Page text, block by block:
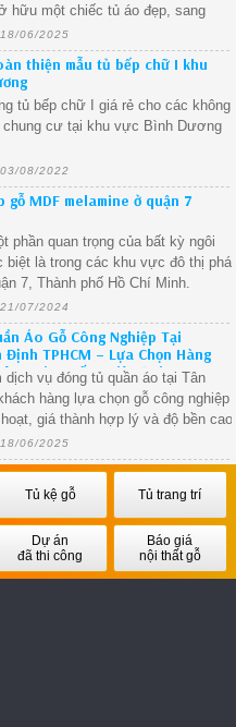
hữu một chiếc tủ áo đẹp, sang
thước, tiện dụng và giá phải
xưởng nội thất chuyên thi công tủ
của chúng tôi đồng hành cùng
18/06/2025
thiện mẫu tủ bếp chữ I khu
tủ bếp chữ I giá rẻ cho các không
chung cư tại khu vực Bình Dương
03/08/2022
gỗ MDF melamine ở quận 7
phần quan trọng của bất kỳ ngôi
biệt là trong các khu vực đô thị phát
7, Thành phố Hồ Chí Minh.
21/07/2024
Áo Gỗ Công Nghiệp Tại
Định TPHCM – Lựa Chọn Hàng
Gian Sống Hiện Đại.
dịch vụ đóng tủ quần áo tại Tân
hàng lựa chọn gỗ công nghiệp
giá thành hợp lý và độ bền
công nghiệp không chỉ giúp tối ưu
còn dễ dàng thiết kế theo mọi
18/06/2025
Tủ kệ gỗ Tủ trang trí
Dự án
đã thi công
Báo giá
nội thất gỗ